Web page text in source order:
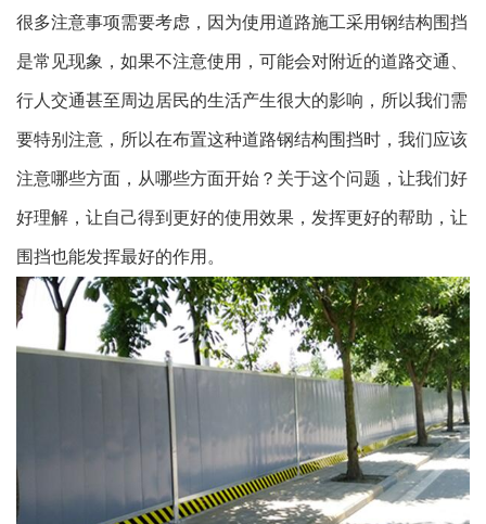
很多注意事项需要考虑，因为使用道路施工采用钢结构围挡
是常见现象，如果不注意使用，可能会对附近的道路交通、
行人交通甚至周边居民的生活产生很大的影响，所以我们需
要特别注意，所以在布置这种道路钢结构围挡时，我们应该
注意哪些方面，从哪些方面开始？关于这个问题，让我们好
好理解，让自己得到更好的使用效果，发挥更好的帮助，让
围挡也能发挥最好的作用。